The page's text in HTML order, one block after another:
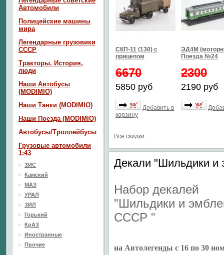
СКП-11 (130) с
прицепом
6670
5850 руб
Добавить в
корзину
ЭД4М
Поезда №24
2300
2190 руб
Все скидки
Декали "Шильдики
Набор декалей
"Шильдики и
СССР "
на Автолегенды с 16 по 30
Автомобили
Полицейские машины
мира
Легендарные грузовики
СССР
Тракторы. История,
люди
Наши Автобусы
(MODIMIO)
Наши Танки (MODIMIO)
Наши Поезда (MODIMIO)
Автобусы/Троллейбусы
Грузовые автомобили
1:43
ЗИС
Камский
МАЗ
УРАЛ
ЗИЛ
Горький
КрАЗ
Иностранные
Прочие